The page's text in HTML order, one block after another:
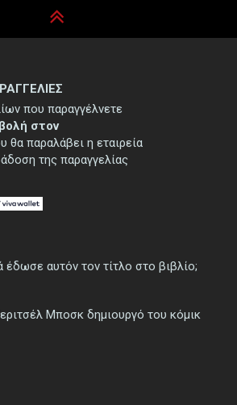
αυτόν τον τίτλο στο βιβλίο;
Μποσκ δημιουργό του κόμικ
που παραγγέλνετε
στον
θα παραλάβει η εταιρεία
της παραγγελίας